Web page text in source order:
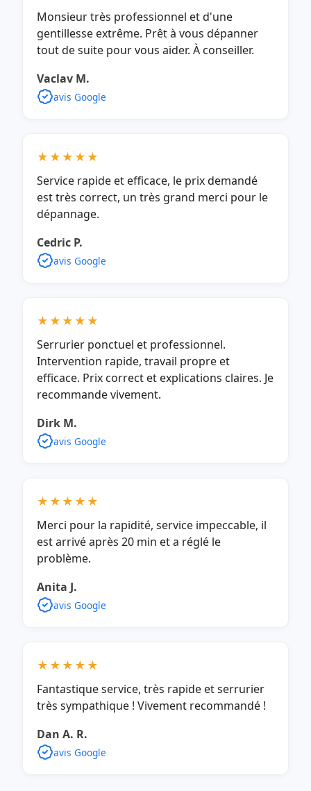
Monsieur très professionnel et d'une
gentillesse extrême. Prêt à vous dépanner
tout de suite pour vous aider. À conseiller.
Vaclav M.
avis Google
★★★★★
Service rapide et efficace, le prix demandé
est très correct, un très grand merci pour le
dépannage.
Cedric P.
avis Google
★★★★★
Serrurier ponctuel et professionnel.
Intervention rapide, travail propre et
efficace. Prix correct et explications claires. Je
recommande vivement.
Dirk M.
avis Google
★★★★★
Merci pour la rapidité, service impeccable, il
est arrivé après 20 min et a réglé le
problème.
Anita J.
avis Google
★★★★★
Fantastique service, très rapide et serrurier
très sympathique ! Vivement recommandé !
Dan A. R.
avis Google